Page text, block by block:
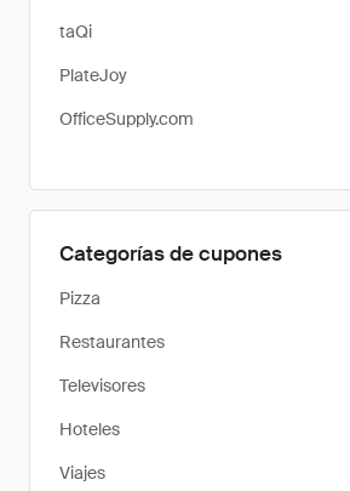
taQi
PlateJoy
OfficeSupply.com
Categorías de cupones
Pizza
Restaurantes
Televisores
Hoteles
Viajes